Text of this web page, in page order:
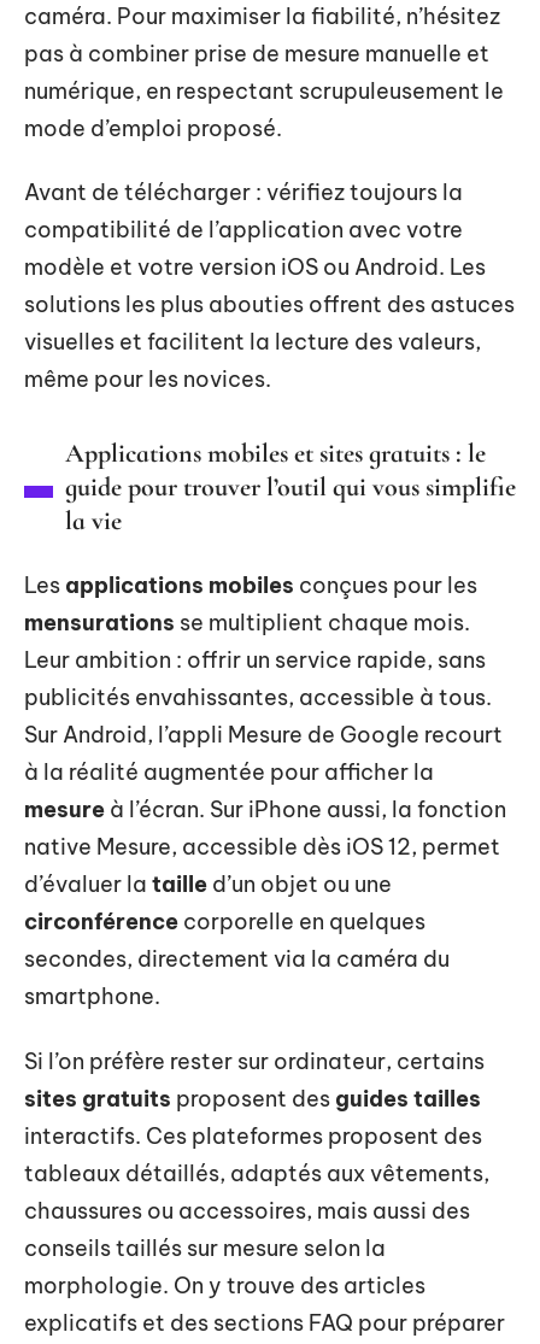
caméra. Pour maximiser la fiabilité, n’hésitez
pas à combiner prise de mesure manuelle et
numérique, en respectant scrupuleusement le
mode d’emploi proposé.
Avant de télécharger : vérifiez toujours la
compatibilité de l’application avec votre
modèle et votre version iOS ou Android. Les
solutions les plus abouties offrent des astuces
visuelles et facilitent la lecture des valeurs,
même pour les novices.
Applications mobiles et sites gratuits : le
guide pour trouver l’outil qui vous simplifie
la vie
Les applications mobiles conçues pour les
mensurations se multiplient chaque mois.
Leur ambition : offrir un service rapide, sans
publicités envahissantes, accessible à tous.
Sur Android, l’appli Mesure de Google recourt
à la réalité augmentée pour afficher la
mesure à l’écran. Sur iPhone aussi, la fonction
native Mesure, accessible dès iOS 12, permet
d’évaluer la taille d’un objet ou une
circonférence corporelle en quelques
secondes, directement via la caméra du
smartphone.
Si l’on préfère rester sur ordinateur, certains
sites gratuits proposent des guides tailles
interactifs. Ces plateformes proposent des
tableaux détaillés, adaptés aux vêtements,
chaussures ou accessoires, mais aussi des
conseils taillés sur mesure selon la
morphologie. On y trouve des articles
explicatifs et des sections FAQ pour préparer